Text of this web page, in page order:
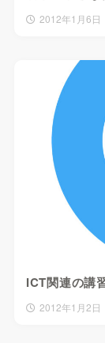
2012年1月6日
ICT関連の講
2012年1月2日